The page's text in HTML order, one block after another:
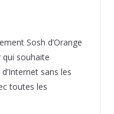
Sosh d’Orange
souhaite
sans les
toutes les